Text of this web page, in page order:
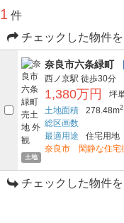
1 件
チェックした物件を
土地
奈良市六条緑町
西ノ京駅 徒歩30分
1,380万円
坪
土地面積
278.48m2
総区画数
最適用途
住宅用地
奈良市 閑静な住
チェックした物件を